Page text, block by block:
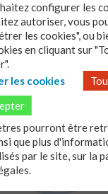
configurer les
autoriser, vous
les cookies", ou
en cliquant sur
les cookies
pourront être
que plus
par le site, sur la